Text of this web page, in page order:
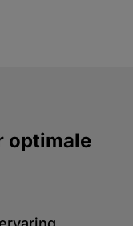
optimale